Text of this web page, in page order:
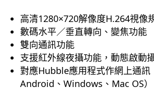
高清1280×720解像度H.264視像
數碼水平／垂直轉向、變焦功能
雙向通訊功能
支援紅外線夜攝功能，動態啟動
對應Hubble應用程式作網上通訊
Android、Windows、Mac OS）